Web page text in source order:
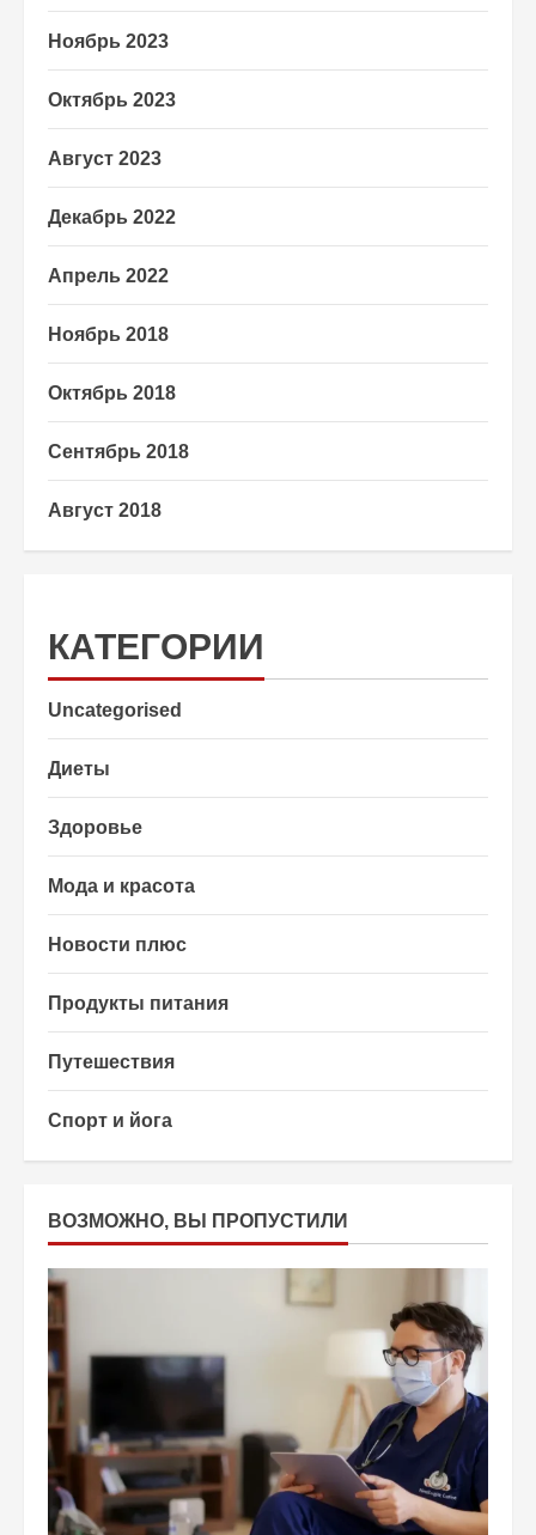
Ноябрь 2023
Октябрь 2023
Август 2023
Декабрь 2022
Апрель 2022
Ноябрь 2018
Октябрь 2018
Сентябрь 2018
Август 2018
КАТЕГОРИИ
Uncategorised
Диеты
Здоровье
Мода и красота
Новости плюс
Продукты питания
Путешествия
Спорт и йога
ВОЗМОЖНО, ВЫ ПРОПУСТИЛИ